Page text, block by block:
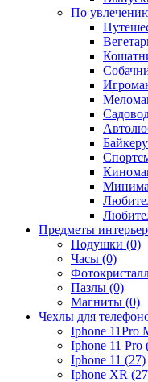
По
Предметы
Подушки (0)
Часы (0)
Пазлы (0)
Магниты (0)
Чехлы для
Iphone 11Pro
Iphone 11 Pro
Iphone 11 (27)
Iphone XR